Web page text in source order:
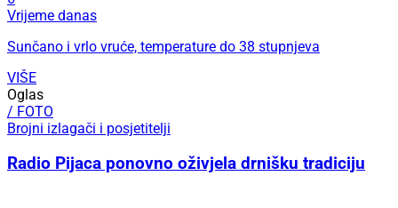
Vrijeme danas
Sunčano i vrlo vruće, temperature do 38 stupnjeva
VIŠE
Oglas
/ FOTO
Brojni izlagači i posjetitelji
Radio Pijaca ponovno oživjela drnišku tradiciju